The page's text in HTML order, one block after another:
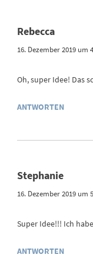
Rebecca
16. Dezember 2019 um
Oh, super Idee! Das
ANTWORTEN
Stephanie
16. Dezember 2019 um
Super Idee!!! Ich
ANTWORTEN